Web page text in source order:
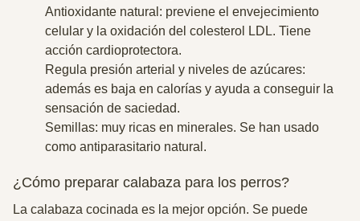
Antioxidante natural: previene el envejecimiento
celular y la oxidación del colesterol LDL. Tiene
acción cardioprotectora.
Regula presión arterial y niveles de azúcares:
además es baja en calorías y ayuda a conseguir la
sensación de saciedad.
Semillas: muy ricas en minerales. Se han usado
como antiparasitario natural.
¿Cómo preparar calabaza para los perros?
La calabaza cocinada es la mejor opción. Se puede